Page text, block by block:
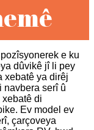
e ku
dûvikê jî li pey
xebatê ya dirêj
navbera serî û
di
Ev model ev
çarçoveya